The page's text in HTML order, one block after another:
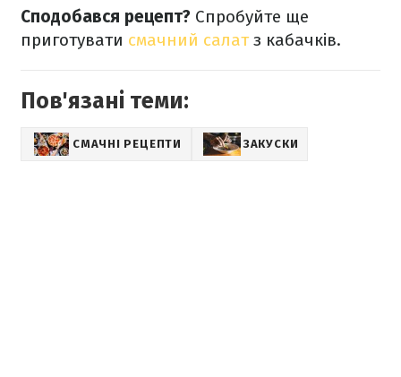
Сподобався рецепт? Спробуйте ще
приготувати смачний салатз кабачків.
Пов'язані теми:
СМАЧНІ РЕЦЕПТИ ЗАКУСКИ